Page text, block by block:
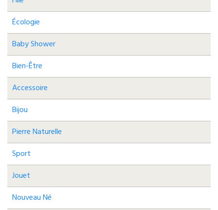
Écologie
Baby Shower
Bien-Être
Accessoire
Bijou
Pierre Naturelle
Sport
Jouet
Nouveau Né